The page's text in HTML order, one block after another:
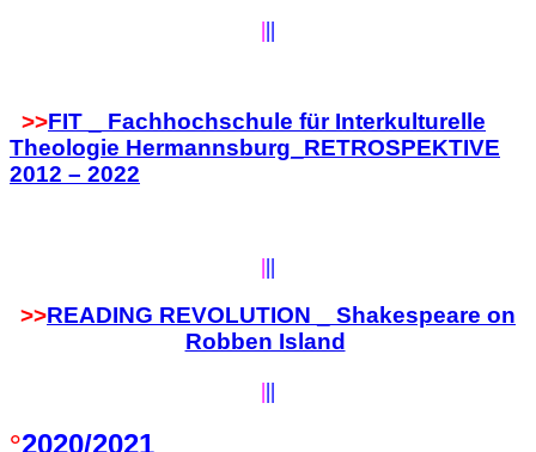
|||
>>FIT _ Fachhochschule für Interkulturelle
Theologie Hermannsburg_RETROSPEKTIVE
2012 – 2022
|||
>>READING REVOLUTION _ Shakespeare on
Robben Island
|||
°2020/2021